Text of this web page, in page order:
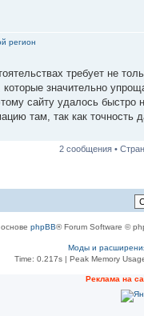
регион
требует не
значительно
сайту удалось быстро
там, так как
2 сообщения •
phpBB® Forum Software ©
Моды и
Time: 0.217s| Peak Memory
Реклама на